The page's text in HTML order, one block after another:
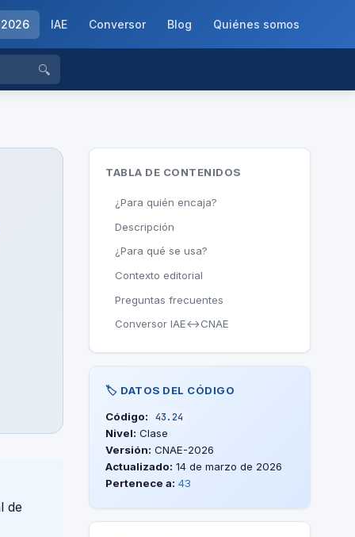
2026 IAE Conversor Blog Quiénes somos
🔍
de
TABLA DE CONTENIDOS
¿Para quién encaja?
Descripción
¿Para qué se usa?
Contexto editorial
Preguntas frecuentes
Conversor IAE↔CNAE
🏷️ DATOS DEL CÓDIGO
Código:
43.24
Nivel: Clase
Versión: CNAE-2026
Actualizado: 14 de marzo de 2026
Pertenece a: 43